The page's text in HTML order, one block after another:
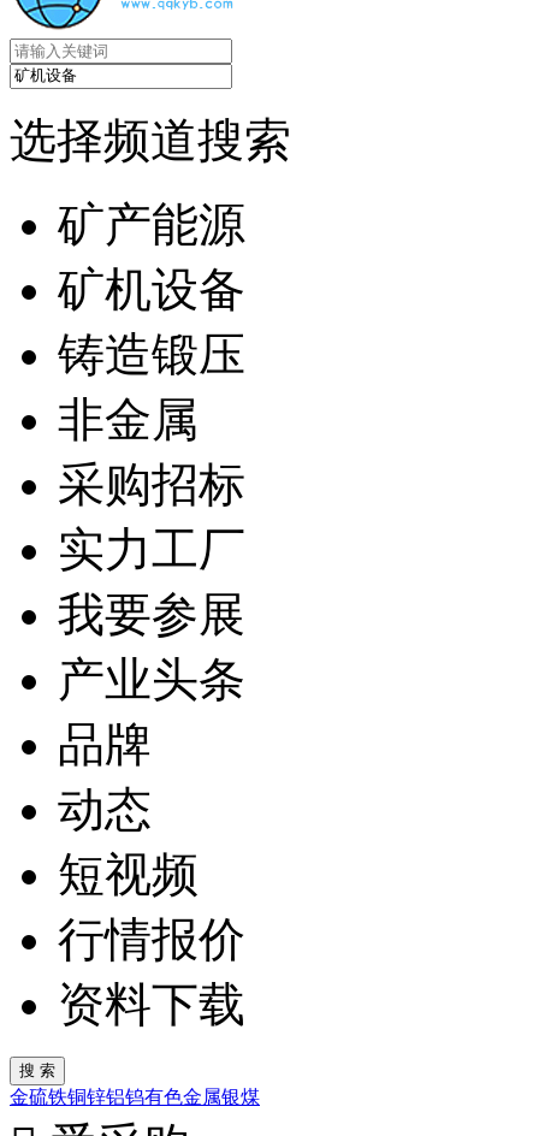
选择频道搜索
矿产能源
矿机设备
铸造锻压
非金属
采购招标
实力工厂
我要参展
产业头条
品牌
动态
短视频
行情报价
资料下载
金硫铁铜锌铝钨有色金属银煤